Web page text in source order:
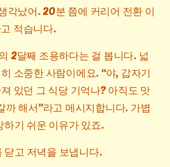
각났어. 20분 쯤에 커리어 전환 이
적습니다.
2달째 조용하다는 걸 봅니다. 넓
소중한 사람이에요. “야, 갑자기
있던 그 식당 기억나? 아직도 맛
까 해서”라고 메시지합니다. 가볍
하기 쉬운 이유가 있죠.
닫고 저녁을 보냅니다.